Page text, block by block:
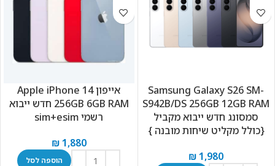
Samsung Galaxy S26 SM-
S942B/DS 256GB 12GB RAM
סמסונג חדש ייבוא מקביל
{כולל מקליט שיחות מובנה }
₪1,980
אייפון Apple iPhone 14
256GB 6GB RAM חדש ייבוא
רשמי sim+esim
₪1,880
הוספה לסל